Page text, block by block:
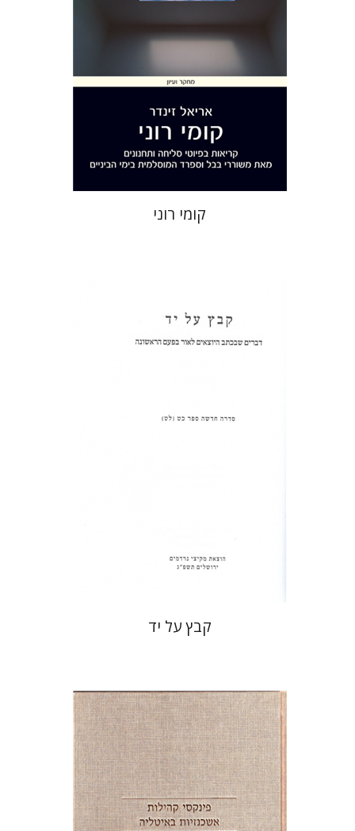
הנחת אתר ספר מודפס
$35
$32
קומי רוני
שולמית אליצור
קבץ על יד
שלמה א' גליקסברג
חגי בן-שמאי